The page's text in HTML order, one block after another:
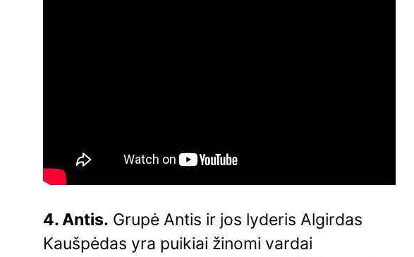
4. Antis. Grupė Antis ir jos lyderis Algirdas
Kaušpėdas yra puikiai žinomi vardai